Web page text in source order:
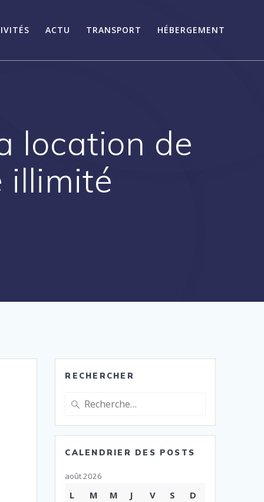
ACTU TRANSPORT HÉBERGEMENT
location de
illimité
RECHERCHER
Recherche
:
CALENDRIER DES POSTS
août 2026
L M M J V S D